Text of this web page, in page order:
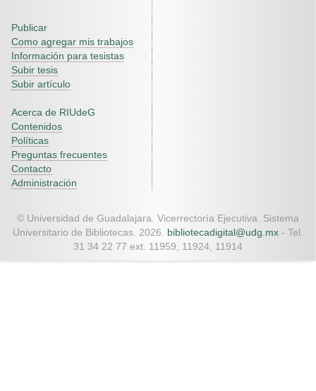
Publicar
Como agregar mis trabajos
Información para tesistas
Subir tesis
Subir artículo
Acerca de RIUdeG
Contenidos
Políticas
Preguntas frecuentes
Contacto
Administración
© Universidad de Guadalajara. Vicerrectoría Ejecutiva. Sistema
Universitario de Bibliotecas. 2026. bibliotecadigital@udg.mx - Tel.
31 34 22 77 ext. 11959, 11924, 11914